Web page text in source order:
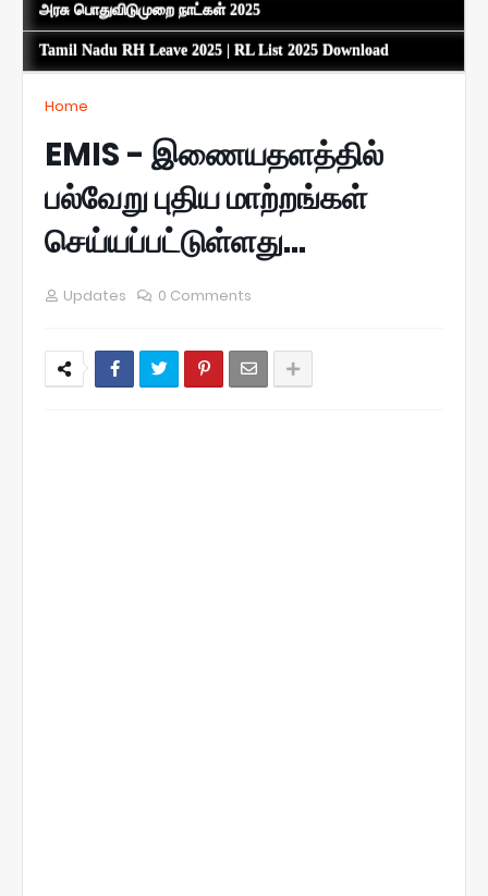
அரசு பொதுவிடுமுறை நாட்கள் 2025
Tamil Nadu RH Leave 2025 | RL List 2025 Download
Home
EMIS - இணையதளத்தில்
பல்வேறு புதிய மாற்றங்கள்
செய்யப்பட்டுள்ளது...
Updates 0 Comments